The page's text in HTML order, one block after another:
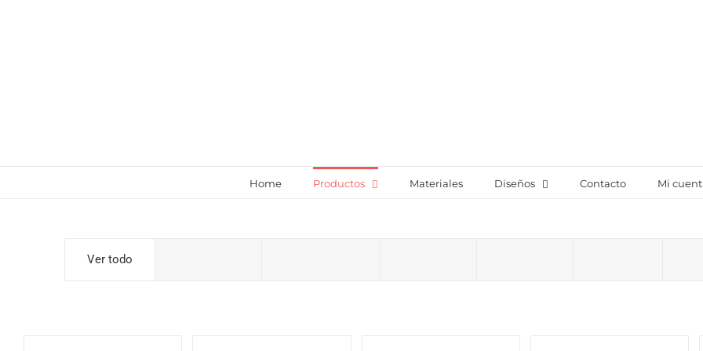
Home Productos Materiales Diseños Contacto Mi
Ver todo